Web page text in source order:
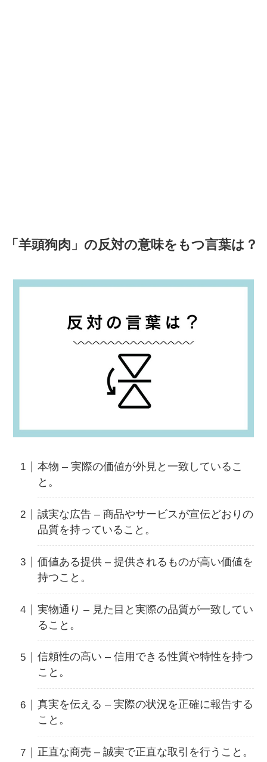
「羊頭狗肉」の反対の意味をもつ言葉は？
本物 – 実際の価値が外見と一致しているこ
と。
誠実な広告 – 商品やサービスが宣伝どおりの
品質を持っていること。
価値ある提供 – 提供されるものが高い価値を
持つこと。
実物通り – 見た目と実際の品質が一致してい
ること。
信頼性の高い – 信用できる性質や特性を持つ
こと。
真実を伝える – 実際の状況を正確に報告する
こと。
正直な商売 – 誠実で正直な取引を行うこと。